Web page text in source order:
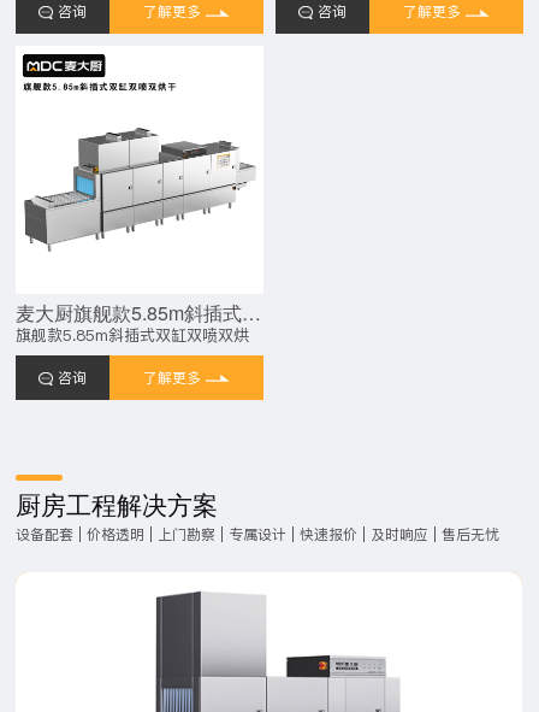
咨询 了解更多 咨询 了解更多
麦大厨旗舰款5.85m斜插式双缸双喷淋双烘干洗碗机
旗舰款5.85m斜插式双缸双喷双烘
咨询 了解更多
厨房工程解决方案
设备配套 | 价格透明 | 上门勘察 | 专属设计 | 快速报价 | 及时响应 | 售后无忧